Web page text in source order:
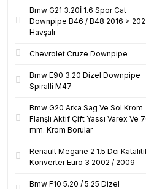
Bmw G21 3.20İ 1.6 Spor Cat
Downpipe B46 / B48 2016 >
Havşalı
Chevrolet Cruze Downpipe
Bmw E90 3.20 Dizel Downpipe
Spiralli M47
Bmw G20 Arka Sag Ve Sol Krom
Flanşlı Aktif Çift Yassı Varex Ve
mm. Krom Borular
Renault Megane 2 1.5 Dci
Konverter Euro 3 2002 / 2009
Bmw F10 5.20 / 5.25 Dizel